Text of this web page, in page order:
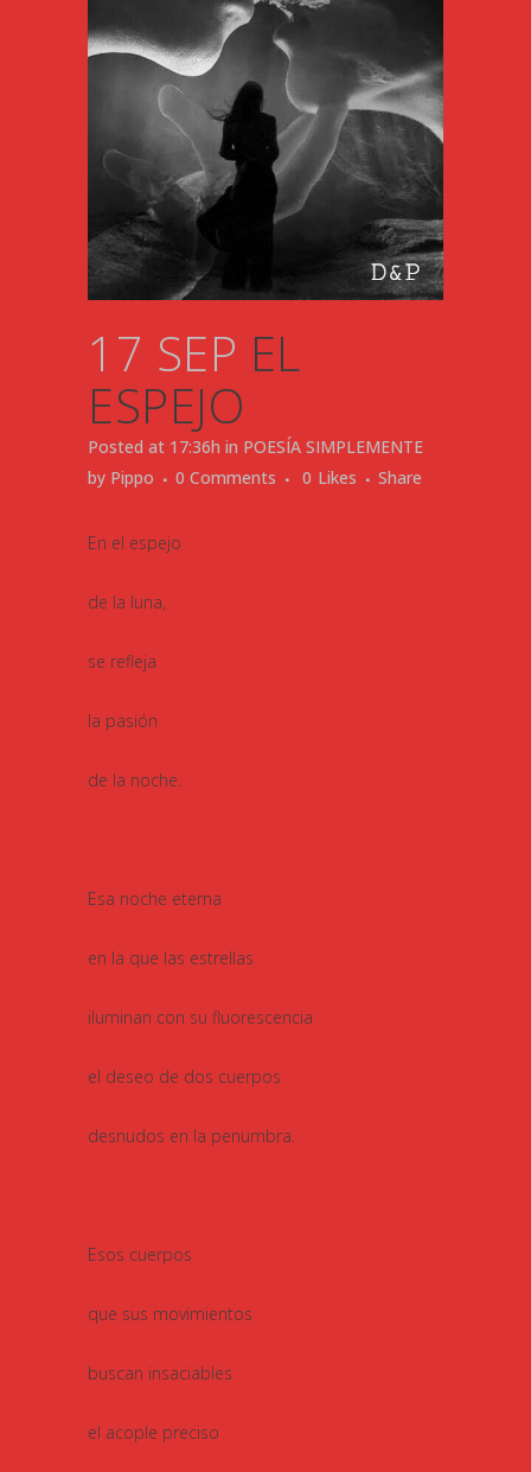
17 SEP EL
ESPEJO
Posted at 17:36h in POESÍA SIMPLEMENTE
by Pippo 0 Comments 0 Likes Share
En el espejo
de la luna,
se refleja
la pasión
de la noche.
Esa noche eterna
en la que las estrellas
iluminan con su fluorescencia
el deseo de dos cuerpos
desnudos en la penumbra.
Esos cuerpos
que sus movimientos
buscan insaciables
el acople preciso